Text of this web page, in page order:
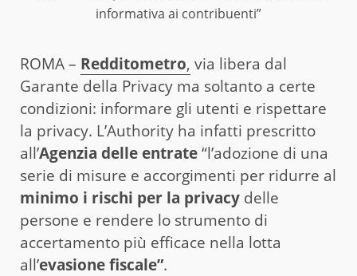
informativa ai contribuenti”
ROMA – Redditometro, via libera dal
Garante della Privacy ma soltanto a certe
condizioni: informare gli utenti e rispettare
la privacy. L’Authority ha infatti prescritto
all’Agenzia delle entrate“l’adozione di una
serie di misure e accorgimenti per ridurre al
minimo i rischi per la privacy delle
persone e rendere lo strumento di
accertamento più efficace nella lotta
all’evasione fiscale”.